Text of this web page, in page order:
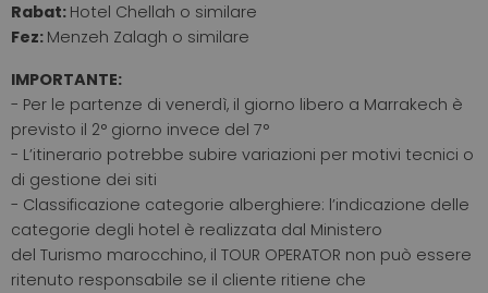
Rabat: Hotel Chellah o similare
Fez: Menzeh Zalagh o similare
IMPORTANTE:
- Per le partenze di venerdì, il giorno libero a Marrakech è
previsto il 2° giorno invece del 7°
- L’itinerario potrebbe subire variazioni per motivi tecnici o
di gestione dei siti
- Classificazione categorie alberghiere: l’indicazione delle
categorie degli hotel è realizzata dal Ministero
del Turismo marocchino, il TOUR OPERATOR non può essere
ritenuto responsabile se il cliente ritiene che